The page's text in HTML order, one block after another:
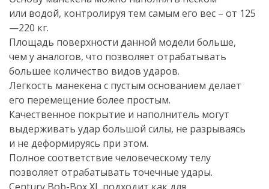
или водой, контролируя тем самым его вес – от 125
—220 кг.
Площадь поверхности данной модели больше,
чем у аналогов, что позволяет отрабатывать
большее количество видов ударов.
Легкость манекена с пустым основанием делает
его перемещение более простым.
Качественное покрытие и наполнитель могут
выдерживать удар большой силы, не разрываясь
и не деформируясь при этом.
Полное соответствие человеческому телу
позволяет отрабатывать точечные удары.